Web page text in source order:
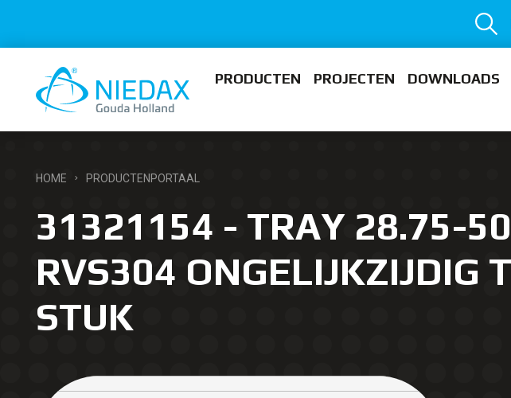
PRODUCTEN PROJECTEN DOWNLOADS
HOME PRODUCTENPORTAAL
31321154 - TRAY 28.75-50
RVS304 ONGELIJKZIJDIG
STUK